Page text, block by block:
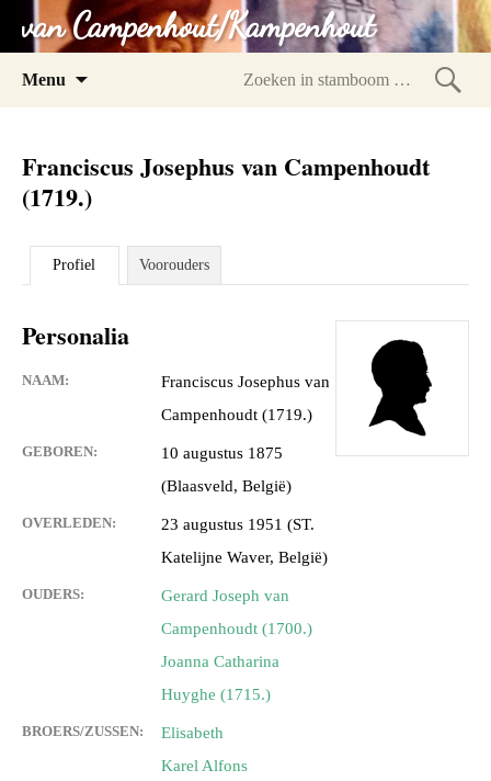
van Campenhout/Kampenhout
Menu
Franciscus Josephus van Campenhoudt
(1719.)
Profiel Voorouders
Personalia
NAAM:
Franciscus Josephus van
Campenhoudt (1719.)
GEBOREN:
10 augustus 1875
(Blaasveld, België)
OVERLEDEN:
23 augustus 1951 (ST.
Katelijne Waver, België)
OUDERS:
Gerard Joseph van
Campenhoudt (1700.)
Joanna Catharina
Huyghe (1715.)
BROERS/ZUSSEN:
Elisabeth
Karel Alfons